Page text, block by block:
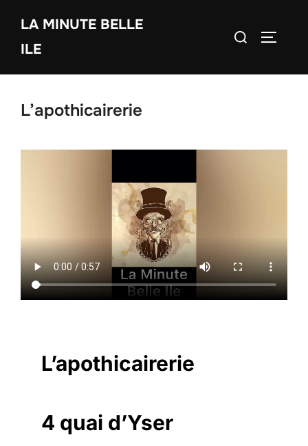
contenu
LA MINUTE BELLE
ILE
Rechercher :
L’apothicairerie
L’apothicairerie
4 quai d’Yser